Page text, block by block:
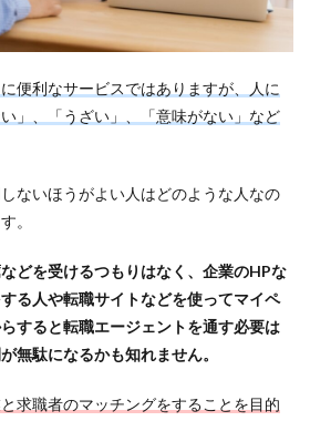
便利なサービスではありますが、人に
」、「うざい」、「意味がない」など
ないほうがよい人はどのような人なの
。
どを受けるつもりはなく、企業のHPな
る人や転職サイトなどを使ってマイペ
すると転職エージェントを通す必要は
無駄になるかも知れません。
求職者のマッチングをすることを目的